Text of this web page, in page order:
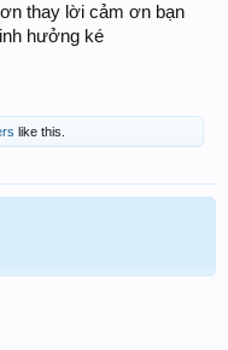
thay lời cảm ơn bạn
hưởng ké
like this.